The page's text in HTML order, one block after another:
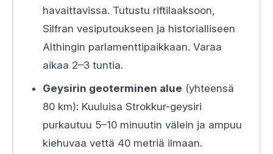
havaittavissa. Tutustu riftilaaksoon,
Silfran vesiputoukseen ja historialliseen
Althingin parlamenttipaikkaan. Varaa
aikaa 2–3 tuntia.
Geysirin geoterminen alue (yhteensä
80 km): Kuuluisa Strokkur-geysiri
purkautuu 5–10 minuutin välein ja ampuu
kiehuvaa vettä 40 metriä ilmaan.